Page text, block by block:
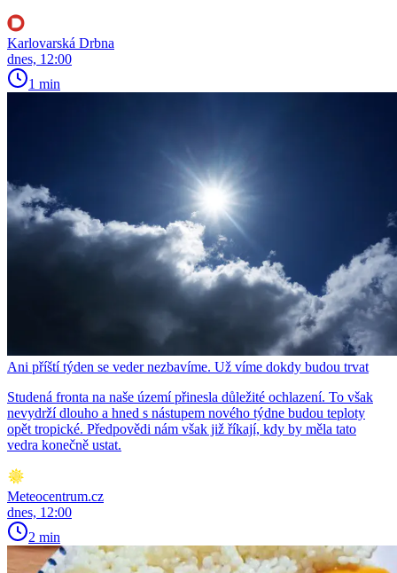
Karlovarská Drbna
dnes, 12:00
1 min
Ani příští týden se veder nezbavíme. Už víme dokdy budou trvat
Studená fronta na naše území přinesla důležité ochlazení. To však
nevydrží dlouho a hned s nástupem nového týdne budou teploty
opět tropické. Předpovědi nám však již říkají, kdy by měla tato
vedra konečně ustat.
Meteocentrum.cz
dnes, 12:00
2 min